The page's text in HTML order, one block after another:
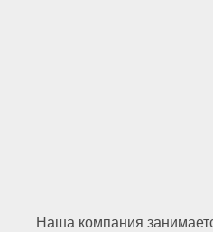
Наша компания